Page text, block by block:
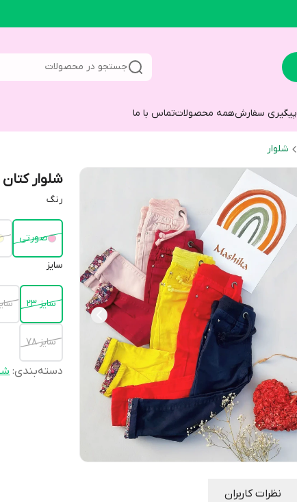
جستجو در محصولات
پیگیری سفارشهمه محصولاتتماس با ما
شلوار
شلوار کتان
رنگ
صورتی
سایز
سایز 23
سایز 78
دسته‌بندی:
نظرات کاربران